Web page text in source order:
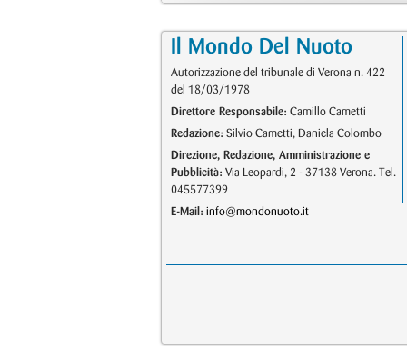
Il Mondo Del Nuoto
Autorizzazione del tribunale di Verona n. 422
del 18/03/1978
Direttore Responsabile: Camillo Cametti
Redazione: Silvio Cametti, Daniela Colombo
Direzione, Redazione, Amministrazione e
Pubblicità: Via Leopardi, 2 - 37138 Verona. Tel.
045577399
E-Mail: info@mondonuoto.it